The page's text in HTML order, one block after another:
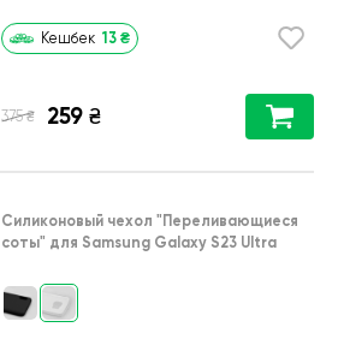
Кешбек 13 ₴
375 ₴ 259 ₴
Силиконовый чехол "Переливающиеся
соты" для Samsung Galaxy S23 Ultra